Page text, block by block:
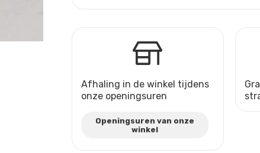
Afhaling in de winkel tijdens
onze openingsuren
Openingsuren van onze
winkel